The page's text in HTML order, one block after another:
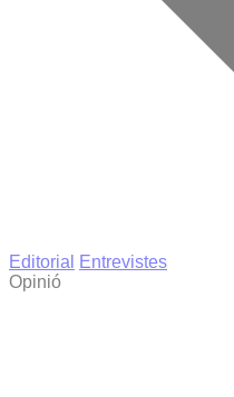
Editorial
Entrevistes
Opinió